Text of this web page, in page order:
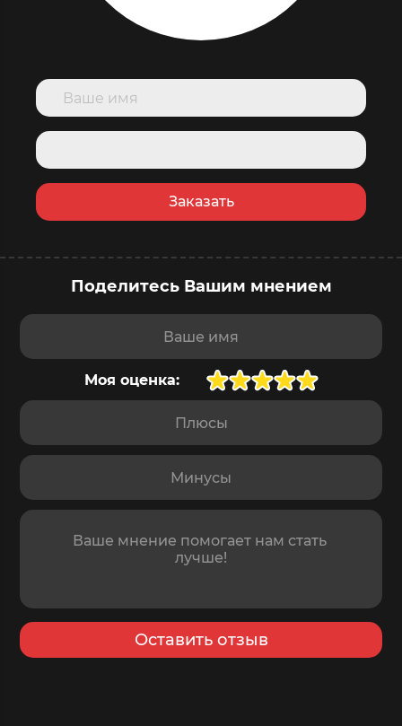
Заказать
купить сейчас
в корзину
Поделитесь Вашим мнением
Моя оценка:
Ваше имя
Плюсы
Минусы
Отзыв
Оставить отзыв